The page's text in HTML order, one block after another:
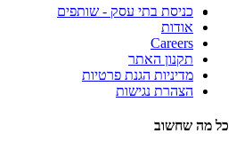
כניסת בתי עסק - שותפים
אודות
Careers
תקנון האתר
מדיניות הגנת פרטיות
הצהרת נגישות
כל מה שחשוב